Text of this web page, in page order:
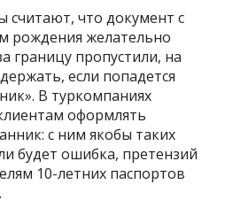
считают, что документ с
рождения желательно
границу пропустили, на
если попадется
В туркомпаниях
оформлять
с ним якобы таких
будет ошибка, претензий
10-летних паспортов